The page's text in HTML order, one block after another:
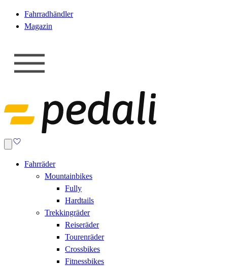
Fahrradhändler
Magazin
Fahrräder
Mountainbikes
Fully
Hardtails
Trekkingräder
Reiseräder
Tourenräder
Crossbikes
Fitnessbikes